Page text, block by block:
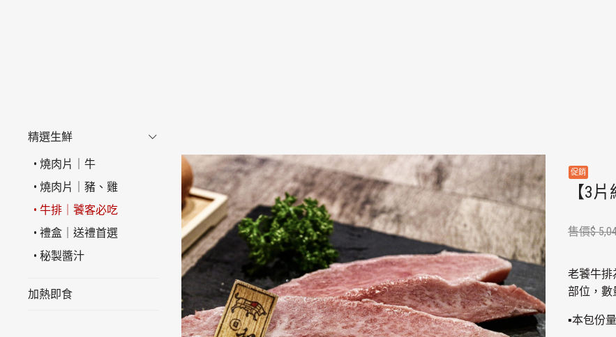
精選生鮮
燒肉片｜牛
燒肉片｜豬、雞
牛排｜饕客必吃
禮盒｜送禮首選
秘製醬汁
加熱即食
【3
售價$
老饕牛排
部位，數
▪本包份